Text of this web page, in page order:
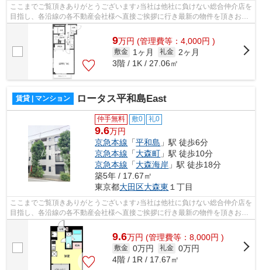
ここまでご覧頂きありがとうございます♪当社は他社に負けない総合仲介店を
目指し、各沿線の各不動産会社様へ直接ご挨拶に行き最新の物件を頂きお客
様へ提供しております！最新の情報は...
9万円 (管理費等：4,000円 )
敷金 1ヶ月 礼金
2ヶ月
3階 / 1K / 27.06㎡
賃貸 | マンション ロータス平和島East
仲手無料 敷0 礼0
9.6万円
京急本線 「平和島 」駅 徒歩6分
京急本線 「大森町 」駅 徒歩10分
京急本線 「大森海岸 」駅 徒歩18分
築5年 / 17.67㎡
東京都大田区大森東 １丁目
ここまでご覧頂きありがとうございます♪当社は他社に負けない総合仲介店を
目指し、各沿線の各不動産会社様へ直接ご挨拶に行き最新の物件を頂きお客
様へ提供しております！最新の情報は...
9.6万円 (管理費等：8,000円 )
敷金 0万円 礼金 0万円
4階 / 1R / 17.67㎡